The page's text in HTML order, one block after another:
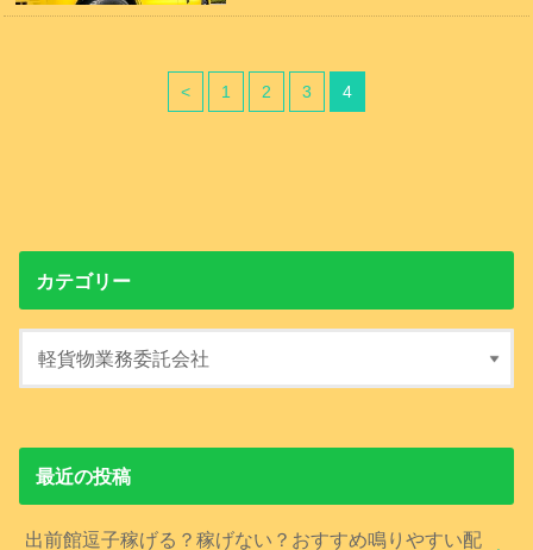
< 1 2 3 4
カテゴリー
最近の投稿
出前館逗子稼げる？稼げない？おすすめ鳴りやすい配